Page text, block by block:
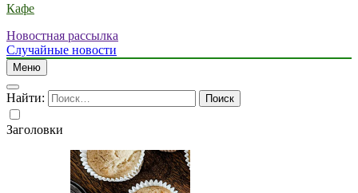
Кафе
Новостная рассылка
Случайные новости
Меню
Найти:
Заголовки